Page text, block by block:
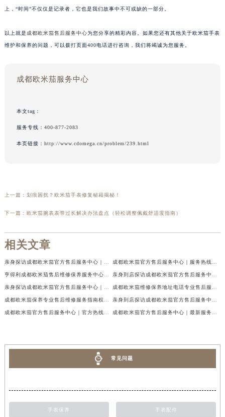
上，“时间”不仅仅是记录者，它也是我们故事中不可或缺的一部分。
以上就是 成都欧米茄售后服务中心为您分享的精彩内容。如果您还有其他关于欧米茄手表
维护和保养的问题，可以拨打页面400电话进行咨询，我们将竭诚为您服务。
成都欧米茄服务中心
本文tag：
服务专线： 400-877-2083
本页链接： http://www.cdomega.cn/problem/239.html
上一篇： 划痕困扰？欧米茄手表修复秘籍揭秘！
下一篇： 欧米茄腕表表带过长解决办法盘点（轻松调整佩戴舒适度指南）
相关文章
常见问题
手表保养 手表配件